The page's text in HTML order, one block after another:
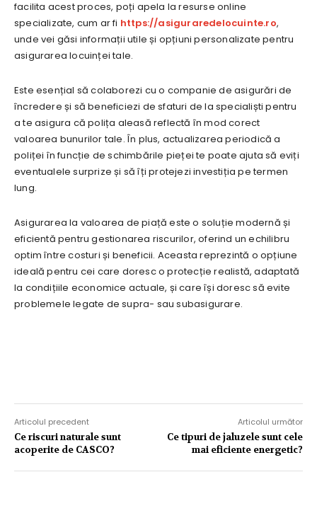
facilita acest proces, poți apela la resurse online
specializate, cum ar fi https://asiguraredelocuinte.ro,
unde vei găsi informații utile și opțiuni personalizate pentru
asigurarea locuinței tale.
Este esențial să colaborezi cu o companie de asigurări de
încredere și să beneficiezi de sfaturi de la specialiști pentru
a te asigura că polița aleasă reflectă în mod corect
valoarea bunurilor tale. În plus, actualizarea periodică a
poliței în funcție de schimbările pieței te poate ajuta să eviți
eventualele surprize și să îți protejezi investiția pe termen
lung.
Asigurarea la valoarea de piață este o soluție modernă și
eficientă pentru gestionarea riscurilor, oferind un echilibru
optim între costuri și beneficii. Aceasta reprezintă o opțiune
ideală pentru cei care doresc o protecție realistă, adaptată
la condițiile economice actuale, și care își doresc să evite
problemele legate de supra- sau subasigurare.
Articolul precedent
Ce riscuri naturale sunt
acoperite de CASCO?
Articolul următor
Ce tipuri de jaluzele sunt cele
mai eficiente energetic?